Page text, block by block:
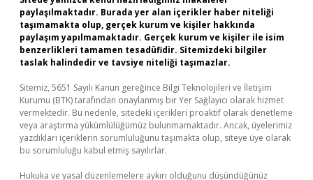
paylaşılmaktadır. Burada yer alan içerikler haber niteliği
taşımamakta olup, gerçek kurum ve kişiler hakkında
paylaşım yapılmamaktadır. Gerçek kurum ve kişiler ile isim
benzerlikleri tamamen tesadüfidir. Sitemizdeki bilgiler
taslak halindedir ve tavsiye niteliği taşımazlar.
Sitemiz, 5651 Sayılı Kanun gereğince Bilgi Teknolojileri ve İletişim
Kurumu (BTK) tarafından onaylanmış bir Yer Sağlayıcı olarak hizmet
vermektedir. Bu nedenle, sitedeki içerikleri proaktif olarak denetleme
veya araştırma yükümlülüğümüz bulunmamaktadır. Ancak, üyelerimiz
yazdıkları içeriklerin sorumluluğunu taşımakta olup, siteye üye olarak
bu sorumluluğu kabul etmiş sayılırlar.
Hukuka ve yasal düzenlemelere aykırı olduğunu düşündüğünüz